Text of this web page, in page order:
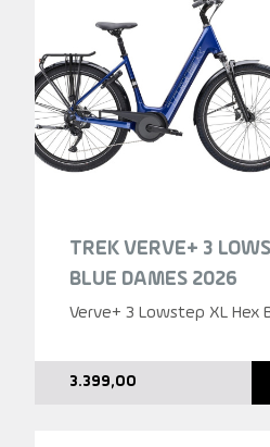
TREK VERVE+ 3
BLUE DAMES 2026
Verve+ 3 Lowstep XL Hex
3.399,00